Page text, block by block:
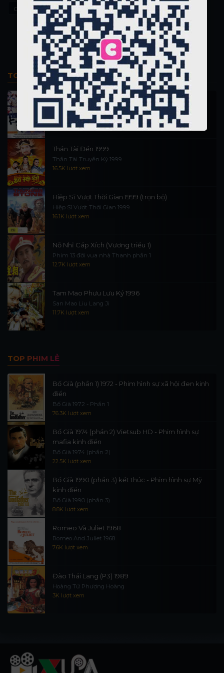
Cuộc Sống Ngọt Ngào La Dolce Vita
TOP PHIM BỘ
Thi Công Kỳ Án 1997
施公奇案 1997
90K lượt xem
Thần Tài Đến 1999
Thần Tài Truyền Kỳ 1999
16.5K lượt xem
Hiệp Sĩ Vượt Thời Gian 1999 (trọn bộ)
Hiệp Sĩ Vượt Thời Gian 1999
16.1K lượt xem
Nỗ Nhĩ Cáp Xích (Vương triều 1)
Phim 13 đời vua nhà Thanh phần 1
12.7K lượt xem
Tam Mao Phưu Lưu Ký 1996
San Mao Liu Lang Ji
11.7K lượt xem
TOP PHIM LẺ
Bố Già (phần 1) 1972 - Phim hình sự xã hội đen kinh
điển
Bố Già 1972 - Phần 1
76.3K lượt xem
Bố Già 1974 (phần 2) Vietsub HD - Phim hình sự
mafia kinh điển
Bố Già 1974 (phần 2)
22.5K lượt xem
Bố Già 1990 (phần 3) kết thúc - Phim hình sự Mỹ
kinh điển
Bố Già 1990 (phần 3)
8.8K lượt xem
Romeo Và Juliet 1968
Romeo And Juliet 1968
7.6K lượt xem
Đào Thái Lang (P3) 1989
Hoàng Tử Phượng Hoàng
3K lượt xem